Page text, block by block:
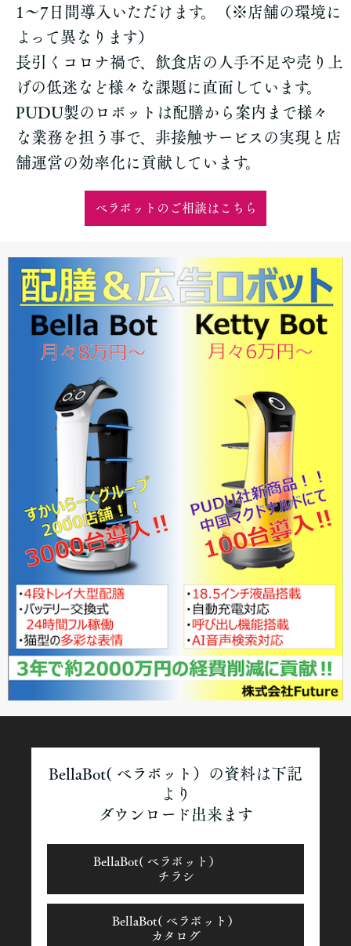
1〜7日間導入いただけます。（※店舗の環境に
よって異なります）
長引くコロナ禍で、飲食店の人手不足や売り上
げの低迷など様々な課題に直面しています。
PUDU製のロボットは配膳から案内まで様々
な業務を担う事で、非接触サービスの実現と店
舗運営の効率化に貢献しています。
ベラボットのご相談はこちら
BellaBot( ベラボット）の資料は下記
より
ダウンロード出来ます
BellaBot( ベラボット）
チラシ
BellaBot( ベラボット）
カタログ